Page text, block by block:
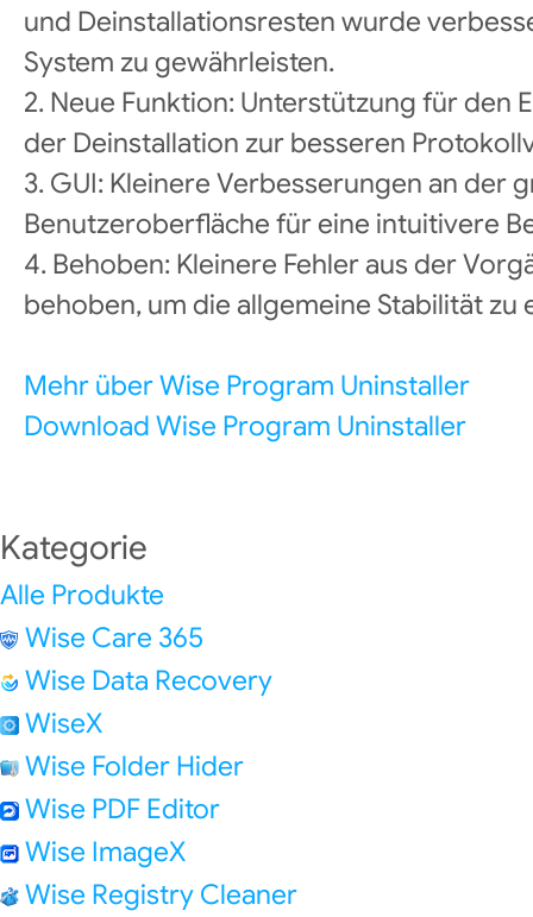
und Deinstallationsresten wurde
System zu gewährleisten.
2. Neue Funktion: Unterstützung für den
der Deinstallation zur besseren
3. GUI: Kleinere Verbesserungen an der
Benutzeroberfläche für eine intuitivere
4. Behoben: Kleinere Fehler aus der
behoben, um die allgemeine Stabilität zu
Mehr über Wise Program Uninstaller
Download Wise Program Uninstaller
Kategorie
Alle Produkte
Wise Care 365
Wise Data Recovery
WiseX
Wise Folder Hider
Wise PDF Editor
Wise ImageX
Wise Registry Cleaner